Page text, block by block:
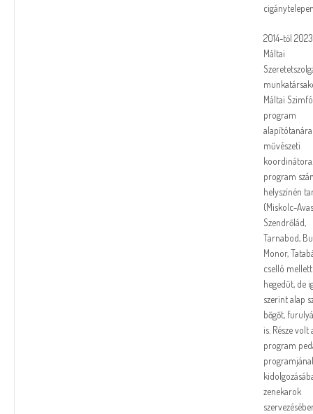
2014-től
Máltai
Máltai
program
művészeti
program
helyszínén
(Miskolc-
Szendrőlád,
Tarnabod,
Monor,
cselló
hegedűt, de
szerint alap
bőgőt,
is. Része volt
program
zenekarok